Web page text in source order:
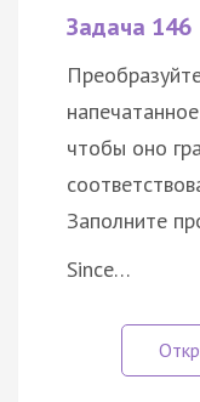
Задача 146
чтобы оно
Заполните
Since…